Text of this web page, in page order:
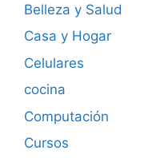
Belleza y Salud
Casa y Hogar
Celulares
cocina
Computación
Cursos